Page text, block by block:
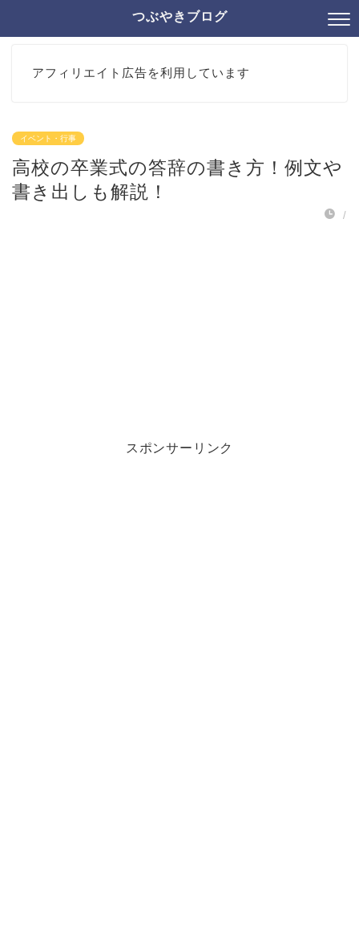
つぶやきブログ
アフィリエイト広告を利用しています
イベント・行事
高校の卒業式の答辞の書き方！例文や
書き出しも解説！
/
スポンサーリンク